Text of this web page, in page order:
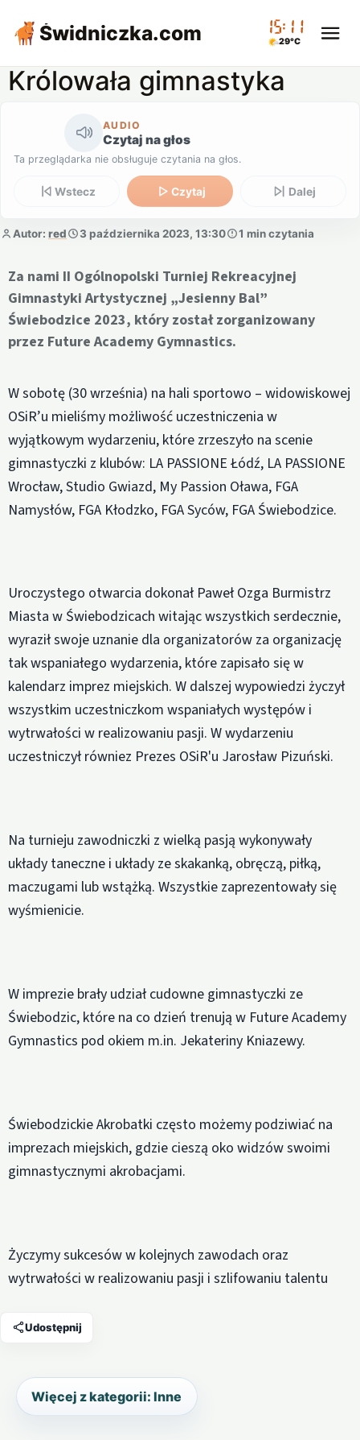
Świdniczka.com 15:11
29°C
Królowała gimnastyka
AUDIO
Czytaj na głos
Ta przeglądarka nie obsługuje czytania na głos.
Wstecz Czytaj Dalej
Autor: red 3 października 2023, 13:30 1 min czytania
Za nami II Ogólnopolski Turniej Rekreacyjnej
Gimnastyki Artystycznej „Jesienny Bal”
Świebodzice 2023, który został zorganizowany
przez Future Academy Gymnastics.
W sobotę (30 września) na hali sportowo – widowiskowej
OSiR’u mieliśmy możliwość uczestniczenia w
wyjątkowym wydarzeniu, które zrzeszyło na scenie
gimnastyczki z klubów: LA PASSIONE Łódź, LA PASSIONE
Wrocław, Studio Gwiazd, My Passion Oława, FGA
Namysłów, FGA Kłodzko, FGA Syców, FGA Świebodzice.
Uroczystego otwarcia dokonał Paweł Ozga Burmistrz
Miasta w Świebodzicach witając wszystkich serdecznie,
wyraził swoje uznanie dla organizatorów za organizację
tak wspaniałego wydarzenia, które zapisało się w
kalendarz imprez miejskich. W dalszej wypowiedzi życzył
wszystkim uczestniczkom wspaniałych występów i
wytrwałości w realizowaniu pasji. W wydarzeniu
uczestniczył równiez Prezes OSiR'u Jarosław Pizuński.
Na turnieju zawodniczki z wielką pasją wykonywały
układy taneczne i układy ze skakanką, obręczą, piłką,
maczugami lub wstążką. Wszystkie zaprezentowały się
wyśmienicie.
W imprezie brały udział cudowne gimnastyczki ze
Świebodzic, które na co dzień trenują w Future Academy
Gymnastics pod okiem m.in. Jekateriny Kniazewy.
Świebodzickie Akrobatki często możemy podziwiać na
imprezach miejskich, gdzie cieszą oko widzów swoimi
gimnastycznymi akrobacjami.
Życzymy sukcesów w kolejnych zawodach oraz
wytrwałości w realizowaniu pasji i szlifowaniu talentu
Udostępnij
Więcej z kategorii: Inne